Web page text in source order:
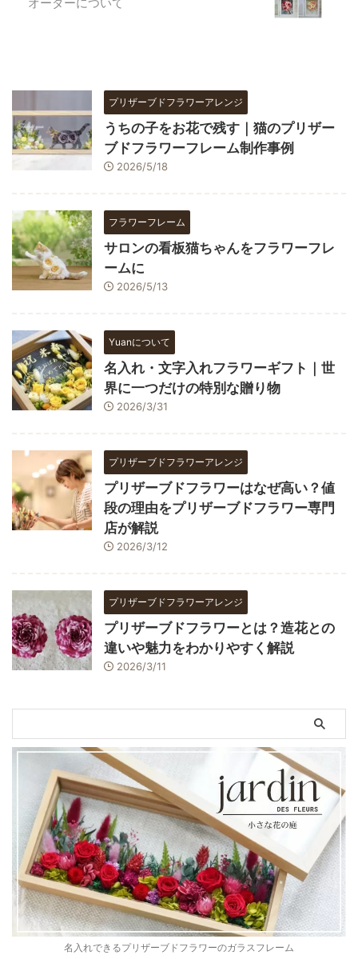
プリザーブドフラワーアレンジ
うちの子をお花で残す｜猫のプリザー
ブドフラワーフレーム制作事例
2026/5/18
フラワーフレーム
サロンの看板猫ちゃんをフラワーフレ
ームに
2026/5/13
Yuanについて
名入れ・文字入れフラワーギフト｜世
界に一つだけの特別な贈り物
2026/3/31
プリザーブドフラワーアレンジ
プリザーブドフラワーはなぜ高い？値
段の理由をプリザーブドフラワー専門
店が解説
2026/3/12
プリザーブドフラワーアレンジ
プリザーブドフラワーとは？造花との
違いや魅力をわかりやすく解説
2026/3/11
名入れできるプリザーブドフラワーのガラスフレーム